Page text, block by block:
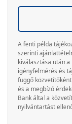
A fenti példa
szerinti
kiválasztása után
igényfelmérés és
függő
és a megbízó
Bank által a
nyilvántartást